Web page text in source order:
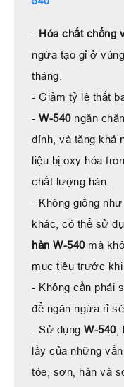
- Hóa chất chống
ngừa tạo gỉ ở
tháng.
- Giảm tỷ lệ thất
- W-540ngăn
dính, và tăng khả
liệu bị oxy hóa
chất lượng hàn.
- Không giống
khác, có thể sử
hàn W-540mà
mục tiêu trước khi
- Không cần phải
để ngăn ngừa rỉ
- Sử dụng W-540,
lầy của những
tóe, sơn, hàn và